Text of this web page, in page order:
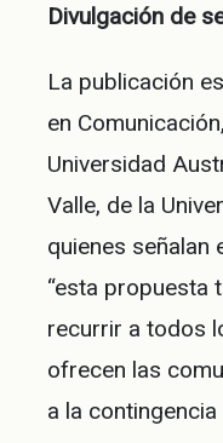
Divulgación de
La publicación
en
Universidad
Valle, de la
quienes señalan
“esta propuesta
recurrir a todos
ofrecen las
a la